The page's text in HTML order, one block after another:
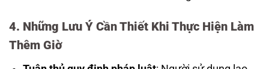
4. Những Lưu Ý Cần Thiết Khi Thực Hiện Làm
Thêm Giờ